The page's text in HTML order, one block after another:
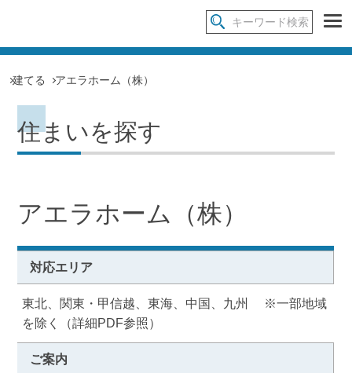
建てる アエラホーム（株）
住まいを探す
アエラホーム（株）
対応エリア
東北、関東・甲信越、東海、中国、九州 ※一部地域
を除く（詳細PDF参照）
ご案内